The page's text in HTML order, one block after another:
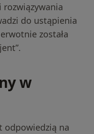
do ustąpienia
została
w
odpowiedzią na